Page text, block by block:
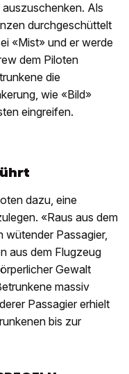
Als
durchgeschüttelt
«Mist» und er werde
dem Piloten
die
wie «Bild»
eingreifen.
dazu, eine
«Raus aus dem
wütender Passagier,
aus dem Flugzeug
Gewalt
massiv
Passagier erhielt
bis zur